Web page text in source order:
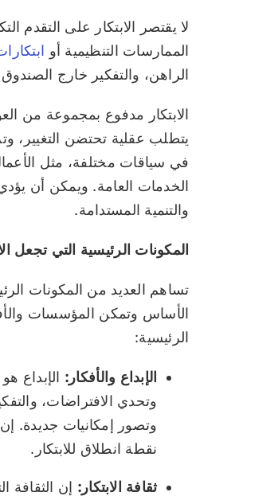
لا يقتصر الابتكار على التقدم
الممارسات التنظيمية أو
الراهن، والتفكير خارج
الابتكار مدفوع بمجموعة من
يتطلب عقلية تحتضن التغيير،
في سياقات مختلفة، مثل الأعمال
الخدمات العامة. ويمكن أن
والتنمية المستدامة.
المكونات الرئيسية التي تجعل
تساهم العديد من المكونات
الأساس وتمكن المؤسسات
الرئيسية:
الإبداع والأفكار: الإبداع
وتحدي الافتراضات،
وتصور إمكانيات جديدة. إن
نقطة انطلاق للابتكار.
ثقافة الابتكار: إن الثقافة